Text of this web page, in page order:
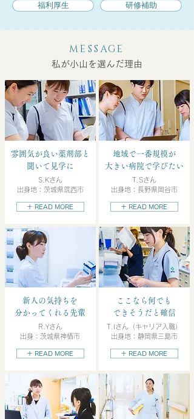
福利厚生 研修補助
MESSAGE
私が小山を選んだ理由
雰囲気が良い薬剤部と
聞いて見学に
S.Kさん
出身地：茨城県筑西市
＋ READ MORE
新人の気持ちを
分かってくれる先輩
R.Yさん
出身：茨城県神栖市
＋ READ MORE
地域で一番規模が
大きい病院で学びたい
T.Sさん
出身地：長野県岡谷市
＋ READ MORE
ここなら何でも
できそうだと確信
T.Iさん（キャリア入職）
出身地：静岡県三島市
＋ READ MORE